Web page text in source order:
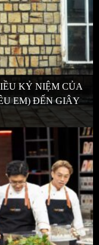
KỶ NIỆM CỦA
EM) ĐẾN GIÂY